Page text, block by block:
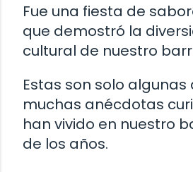
Fue una fiesta de
que demostró la
cultural de nuestro
Estas son solo algunas
muchas anécdotas
han vivido en nuestro
de los años.